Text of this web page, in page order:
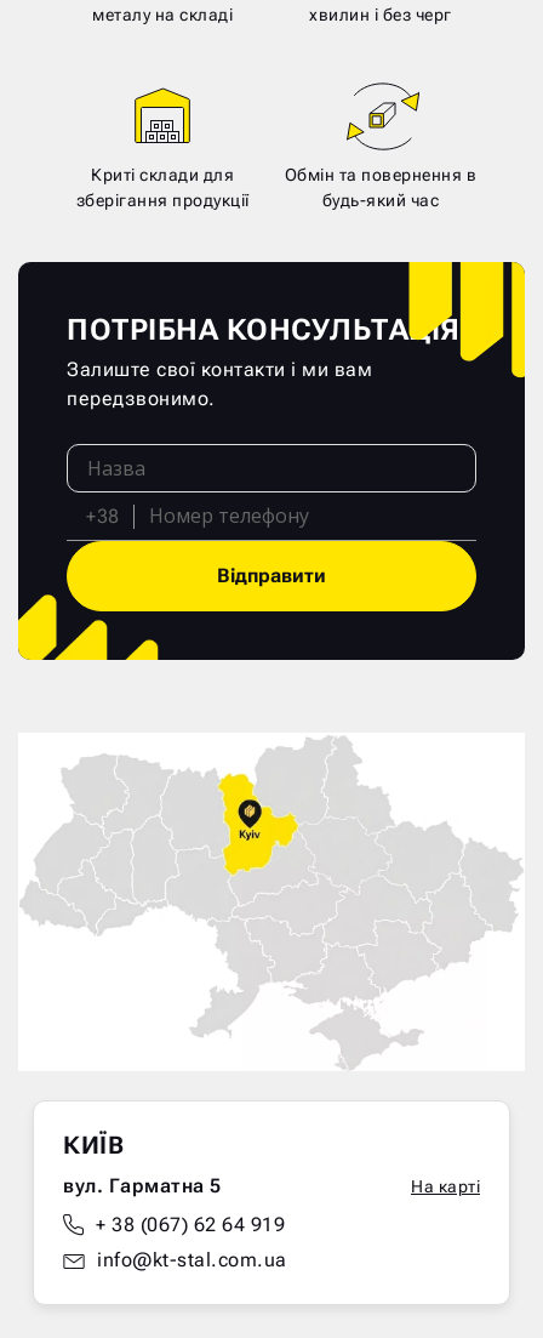
металу на складі
хвилин і без черг
Криті склади для
зберігання продукції
Обмін та повернення в
будь-який час
ПОТРІБНА КОНСУЛЬТАЦІЯ?
Залиште свої контакти і ми вам
передзвонимо.
+38
Відправити
КИЇВ
вул. Гарматна 5 На карті
+ 38 (067) 62 64 919
info@kt-stal.com.ua